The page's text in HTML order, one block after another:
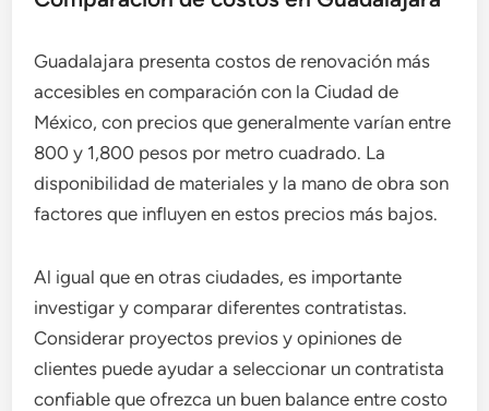
Guadalajara presenta costos de renovación más
accesibles en comparación con la Ciudad de
México, con precios que generalmente varían entre
800 y 1,800 pesos por metro cuadrado. La
disponibilidad de materiales y la mano de obra son
factores que influyen en estos precios más bajos.
Al igual que en otras ciudades, es importante
investigar y comparar diferentes contratistas.
Considerar proyectos previos y opiniones de
clientes puede ayudar a seleccionar un contratista
confiable que ofrezca un buen balance entre costo